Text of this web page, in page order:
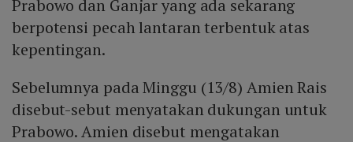
Prabowo dan Ganjar yang ada sekarang
berpotensi pecah lantaran terbentuk atas
kepentingan.
Sebelumnya pada Minggu (13/8) Amien Rais
disebut-sebut menyatakan dukungan untuk
Prabowo. Amien disebut mengatakan